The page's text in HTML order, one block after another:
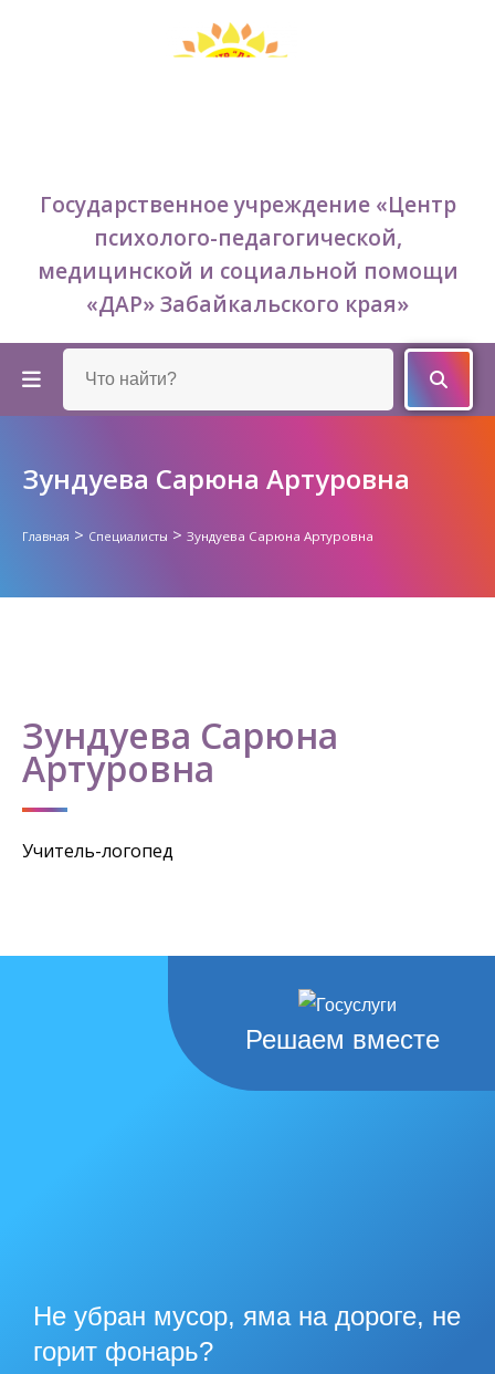
Государственное учреждение «Центр
психолого-педагогической,
медицинской и социальной помощи
«ДАР» Забайкальского края»
Зундуева Сарюна Артуровна
Главная > Специалисты > Зундуева Сарюна Артуровна
Зундуева Сарюна
Артуровна
Учитель-логопед
Решаем вместе
Не убран мусор, яма на дороге, не
горит фонарь?